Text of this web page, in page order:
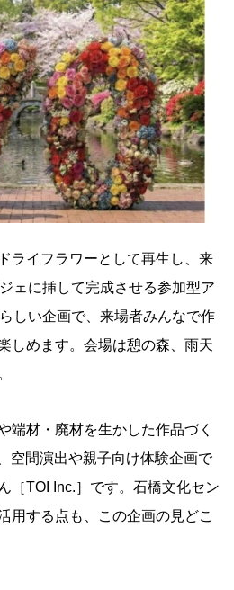
ライフラワーとして再生し、来
ェに挿して完成させる参加型ア
しい企画で、来場者みんなで作
しめます。会場は憩の森、雨天
端材・廃材を生かした作品づく
空間演出や親子向け体験企画で
［TOI Inc.］です。石橋文化セン
用する点も、この企画の見どこ